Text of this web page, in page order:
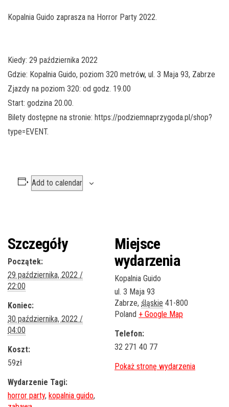
Kopalnia Guido zaprasza na Horror Party 2022.
Kiedy: 29 października 2022
Gdzie: Kopalnia Guido, poziom 320 metrów, ul. 3 Maja 93, Zabrze
Zjazdy na poziom 320: od godz. 19.00
Start: godzina 20.00.
Bilety dostępne na stronie: https://podziemnaprzygoda.pl/shop?
type=EVENT.
Add to calendar
Szczegóły
Początek:
29 października, 2022 /
22:00
Koniec:
30 października, 2022 /
04:00
Koszt:
59zł
Wydarzenie Tagi:
horror party, kopalnia guido,
Miejsce
wydarzenia
Kopalnia Guido
ul. 3 Maja 93
Zabrze, śląskie 41-800
Poland + Google Map
Telefon:
32 271 40 77